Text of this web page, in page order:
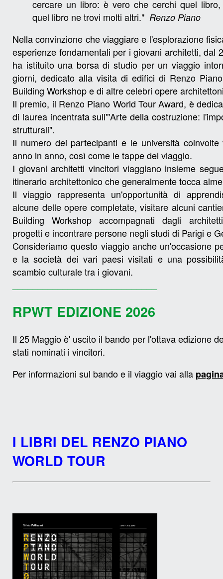
cercare un libro: è vero che cerchi quel
quel libro ne trovi molti altri." Renzo Piano
Nella convinzione che viaggiare e l'esplorazione
esperienze fondamentali per i giovani architetti, dal
ha istituito una borsa di studio per un viaggio
giorni, dedicato alla visita di edifici di Renzo
Building Workshop e di altre celebri opere
Il premio, il Renzo Piano World Tour Award, è
di laurea incentrata sull'"Arte della costruzione:
strutturali".
Il numero dei partecipanti e le università
anno in anno, così come le tappe del viaggio.
I giovani architetti vincitori viaggiano insieme
itinerario architettonico che generalmente tocca
Il viaggio rappresenta un'opportunità di
alcune delle opere completate, visitare alcuni
Building Workshop accompagnati dagli
progetti e incontrare persone negli studi di Parigi e
Consideriamo questo viaggio anche un'occasione
e la società dei vari paesi visitati e una
scambio culturale tra i giovani.
RPWT EDIZIONE 2026
Il 25 Maggio è' uscito il bando per l'ottava edizione
stati nominati i vincitori.
Per informazioni sul bando e il viaggio vai alla
I LIBRI DEL RENZO PIANO
WORLD TOUR